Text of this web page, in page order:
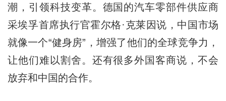
潮，引领科技变革。德国的汽车零部件供应商
采埃孚首席执行官霍尔格·克莱因说，中国市场
就像一个“健身房”，增强了他们的全球竞争力，
让他们难以割舍。还有很多外国客商说，不会
放弃和中国的合作。